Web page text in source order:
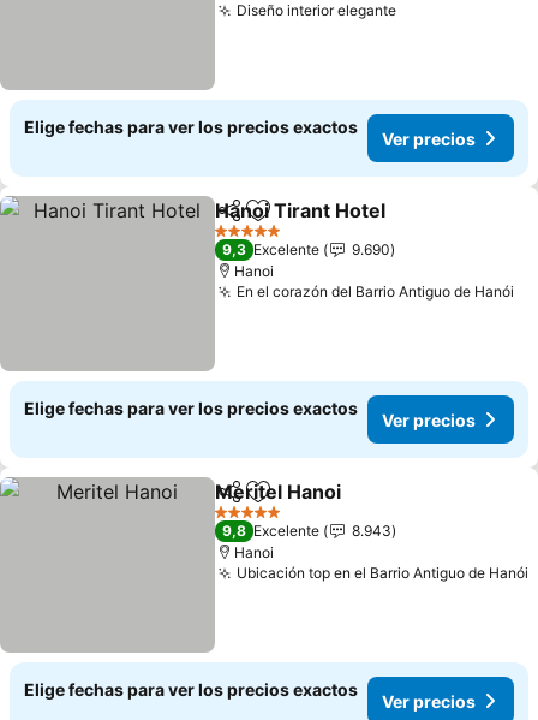
Diseño interior eleganteVer precios
Elige fechas para ver los precios exactos
Ver precios
CompartirAgregar a favoritos
Hanoi Tirant Hotel
5 Estrellas
9,3 Excelente
9.690
Hanoi
En el corazón del Barrio Antiguo de Hanói
Elige fechas para ver los precios exactos
Ver precios
CompartirAgregar a favoritos
Meritel Hanoi
5 Estrellas
9,8 Excelente
8.943
Hanoi
Ubicación top en el Barrio Antiguo de Hanói
Elige fechas para ver los precios exactos
Ver precios